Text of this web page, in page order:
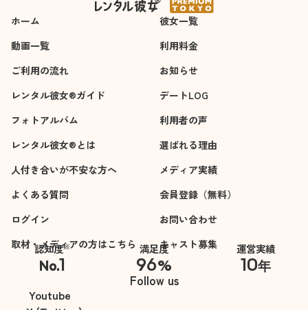
ホーム
彼女一覧
動画一覧
利用料金
ご利用の流れ
お知らせ
レンタル彼女®ガイド
デートLOG
フォトアルバム
利用者の声
レンタル彼女®とは
選ばれる理由
人付き合いが不安な方へ
メディア実績
よくある質問
会員登録（無料）
ログイン
お問い合わせ
取材・メディアの方はこちら
キャスト募集
認知度※
No.1
※自社調べ
満足度
96%
運営実績
10年
Follow us
Youtube